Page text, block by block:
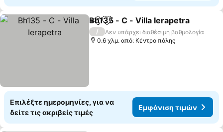
Κοινοποίηση
Προσθήκη στα αγαπημένα
Bh135 - C - Villa Ierapetra
/
Δεν υπάρχει διαθέσιμη βαθμολογία
0.6 χλμ. από: Κέντρο πόλης
Επιλέξτε ημερομηνίες, για να
δείτε τις ακριβείς τιμές
Εμφάνιση τιμών